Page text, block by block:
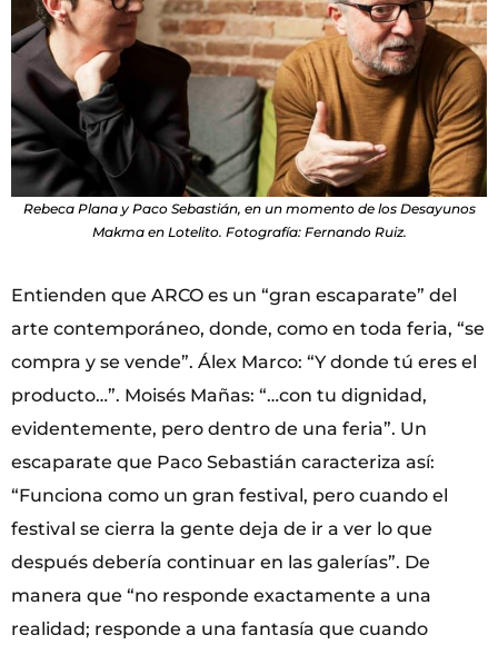
Rebeca Plana y Paco Sebastián, en un momento de los Desayunos
Makma en Lotelito. Fotografía: Fernando Ruiz.
Entienden que ARCO es un “gran escaparate” del
arte contemporáneo, donde, como en toda feria, “se
compra y se vende”. Álex Marco: “Y donde tú eres el
producto…”. Moisés Mañas: “…con tu dignidad,
evidentemente, pero dentro de una feria”. Un
escaparate que Paco Sebastián caracteriza así:
“Funciona como un gran festival, pero cuando el
festival se cierra la gente deja de ir a ver lo que
después debería continuar en las galerías”. De
manera que “no responde exactamente a una
realidad; responde a una fantasía que cuando